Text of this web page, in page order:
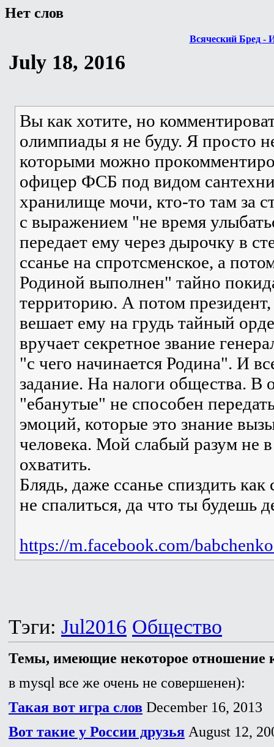
Нет слов
Всяческий Бред -
July 18, 2016
Вы как хотите, но
олимпиады я не буду. Я просто
которыми можно
офицер ФСБ под видом
хранилище мочи, кто-то там за
с выражением "не время
передает ему через дырочку в
ссанье на спротсменское, а
Родиной выполнен" тайно
территорию. А потом президент,
вешает ему на грудь тайный
вручает секретное звание
"с чего начинается Родина". И
задание. На налоги общества. В
"ебанутые" не способен
эмоций, которые это знание
человека. Мой слабый разум не
охватить.
Блядь, даже ссанье спиздить
не спалиться, да что ты будешь
https://m.facebook.com/
Тэги: Jul2016 Общество
Темы, имеющие некоторое отношение
в mysql все же очень не совершенен):
Такая вот игра слов December 16, 2013
Вот такие у России друзья August 12,